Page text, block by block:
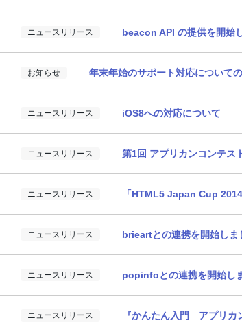
beacon API の提供を開始
ニュースリリース
年末年始のサポート対応について
お知らせ
iOS8への対応について
ニュースリリース
第1回 アプリカンコンテス
ニュースリリース
「HTML5 Japan Cup
ニュースリリース
brieartとの連携を開始しま
ニュースリリース
popinfoとの連携を開始し
ニュースリリース
『かんたん入門 アプリカ
ニュースリリース